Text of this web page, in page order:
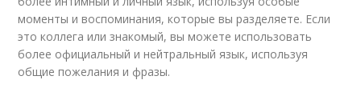
моменты и воспоминания, которые вы разделяете. Если
это коллега или знакомый, вы можете использовать
более официальный и нейтральный язык, используя
общие пожелания и фразы.